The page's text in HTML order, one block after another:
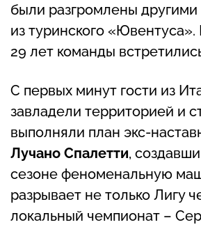
были разгромлены
из туринского «Ювентуса».
29 лет команды
С первых минут гости из
завладели территорией и
выполняли план экс-
Лучано Спалетти,
сезоне феноменальную
разрывает не только Лигу
локальный чемпионат –